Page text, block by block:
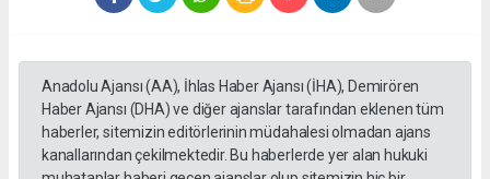
Anadolu Ajansı (AA), İhlas Haber Ajansı (İHA), Demirören
Haber Ajansı (DHA) ve diğer ajanslar tarafından eklenen tüm
haberler, sitemizin editörlerinin müdahalesi olmadan ajans
kanallarından çekilmektedir. Bu haberlerde yer alan hukuki